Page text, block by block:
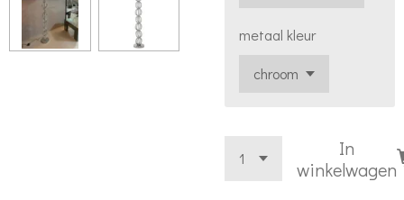
metaal kleur
In
winkelwagen